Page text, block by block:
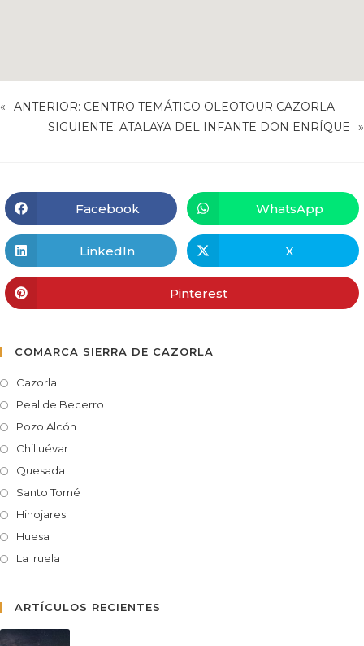
« ANTERIOR: CENTRO TEMÁTICO OLEOTOUR CAZORLA
SIGUIENTE: ATALAYA DEL INFANTE DON ENRÍQUE »
Facebook WhatsApp
LinkedIn X
Pinterest
COMARCA SIERRA DE CAZORLA
Cazorla
Peal de Becerro
Pozo Alcón
Chilluévar
Quesada
Santo Tomé
Hinojares
Huesa
La Iruela
ARTÍCULOS RECIENTES